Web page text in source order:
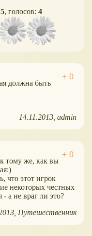
5, голосов: 4
должна быть
14.11.2013 admin
тому же, как вы
что этот игрок
некоторых честных
- а не враг ли это?
Путешественник